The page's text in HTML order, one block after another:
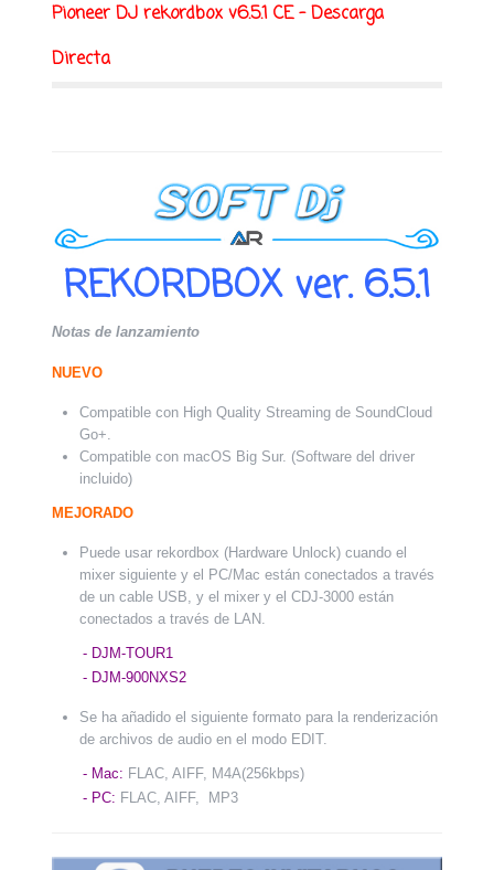
Pioneer DJ rekordbox v6.5.1 CE - Descarga
Directa
REKORDBOX ver. 6.5.1
Notas de lanzamiento
NUEVO
Compatible con High Quality Streaming de SoundCloud
Go+.
Compatible con macOS Big Sur. (Software del driver
incluido)
MEJORADO
Puede usar rekordbox (Hardware Unlock) cuando el
mixer siguiente y el PC/Mac están conectados a través
de un cable USB, y el mixer y el CDJ-3000 están
conectados a través de LAN.
- DJM-TOUR1
- DJM-900NXS2
Se ha añadido el siguiente formato para la renderización
de archivos de audio en el modo EDIT.
- Mac: FLAC, AIFF, M4A(256kbps)
- PC: FLAC, AIFF, MP3